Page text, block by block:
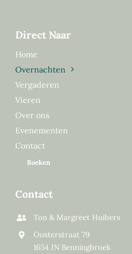
Direct Naar
Home
Overnachten
Vergaderen
Vieren
Over ons
Evenementen
Contact
Boeken
Contact
Ton & Margreet Huibers
Oosterstraat 79
1654 JN Benningbroek